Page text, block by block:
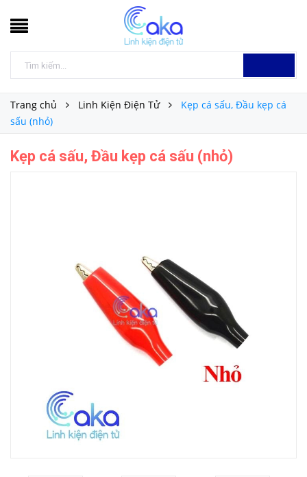
Trang chủ Linh Kiện Điện Tử
Kẹp cá sấu, Đầu kẹp cá
sấu (nhỏ)
Kẹp cá sấu, Đầu kẹp cá sấu (nhỏ)